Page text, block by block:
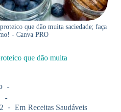
que dão muita saciedade; faça
- Canva PRO
que dão muita
Em Receitas Saudáveis